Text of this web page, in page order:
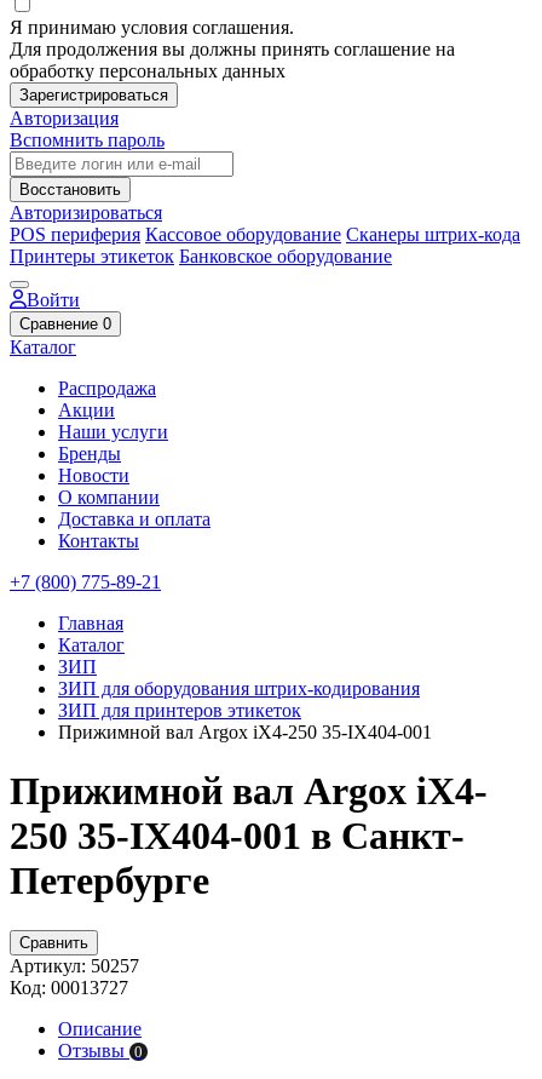
Я принимаю условия соглашения.
Для продолжения вы должны принять соглашение на
обработку персональных данных
Зарегистрироваться
Авторизация
Вспомнить пароль
Восстановить
Авторизироваться
POS периферия Кассовое оборудование Сканеры штрих-кода
Принтеры этикеток Банковское оборудование
Войти
Сравнение 0
Каталог
Распродажа
Акции
Наши услуги
Бренды
Новости
О компании
Доставка и оплата
Контакты
+7 (800) 775-89-21
Главная
Каталог
ЗИП
ЗИП для оборудования штрих-кодирования
ЗИП для принтеров этикеток
Прижимной вал Argox iX4-250 35-IX404-001
Прижимной вал Argox iX4-
250 35-IX404-001 в Санкт-
Петербурге
Сравнить
Артикул: 50257
Код: 00013727
Описание
Отзывы 0